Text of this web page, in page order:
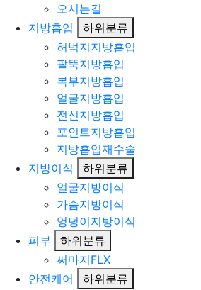
오시는길
지방흡입
하위분류
허벅지지방흡입
팔뚝지방흡입
복부지방흡입
얼굴지방흡입
전신지방흡입
포인트지방흡입
지방흡입재수술
지방이식
하위분류
얼굴지방이식
가슴지방이식
엉덩이지방이식
피부
하위분류
써마지FLX
안전케어
하위분류